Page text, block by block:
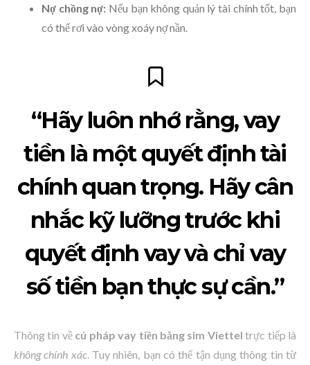
Nợ chồng nợ: Nếu bạn không quản lý tài chính tốt, bạn
có thể rơi vào vòng xoáy nợ nần.
“Hãy luôn nhớ rằng, vay
tiền là một quyết định tài
chính quan trọng. Hãy cân
nhắc kỹ lưỡng trước khi
quyết định vay và chỉ vay
số tiền bạn thực sự cần.”
Thông tin về cú pháp vay tiền bằng sim Viettel trực tiếp là
không chính xác. Tuy nhiên, bạn có thể tận dụng thông tin từ